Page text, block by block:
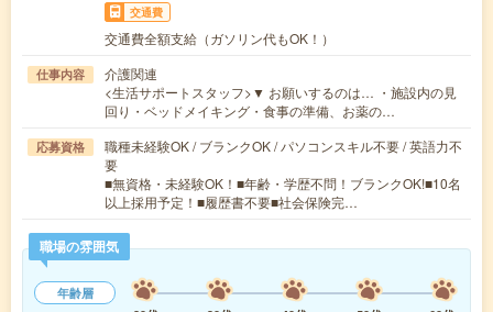
交通費
交通費全額支給（ガソリン代もOK！）
仕事内容
介護関連
<生活サポートスタッフ>▼ お願いするのは… ・施設内の見
回り・ベッドメイキング・食事の準備、お薬の…
応募資格
職種未経験OK / ブランクOK / パソコンスキル不要 / 英語力不
要
■無資格・未経験OK！■年齢・学歴不問！ブランクOK!■10名
以上採用予定！■履歴書不要■社会保険完…
職場の雰囲気
年齢層